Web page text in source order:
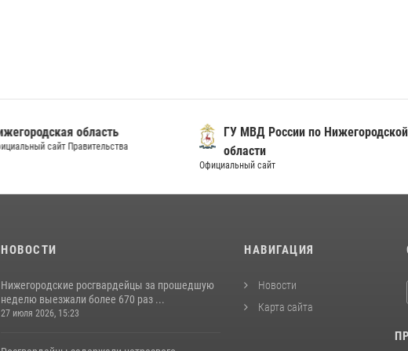
Нижегородская область
Официальный сайт Правительства
ГУ МВД России по
области
Официальный сайт
НОВОСТИ
Нижегородские росгвардейцы за прошедшую
неделю выезжали более 670 раз ...
27 июля 2026, 15:23
НАВИГАЦИЯ
Новости
Карта сайта